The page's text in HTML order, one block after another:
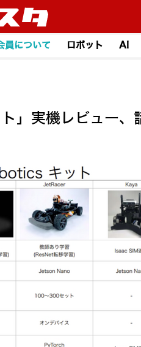
員について ロボット AI
実機レビュー